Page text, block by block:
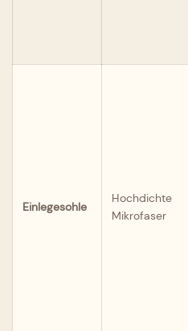
Einlegesohle
Hochdichte
Mikrofaser